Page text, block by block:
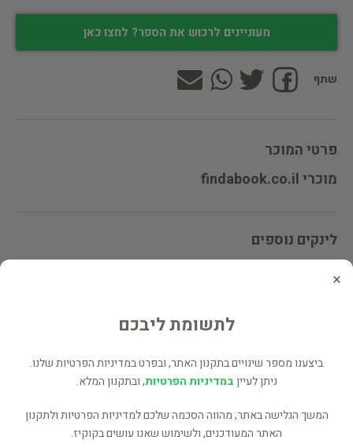
מעוניינים לרכוש את הספר? לחצו כאן
שתף
פרטי המוכר
מוכרי findabook.co.il
לינקים נוספים
כל הספרים בקטגוריית העידן החדש ומיסטיקה (1,976 כותרים)
בעל הספר? לחץ כאן לעריכה/הסרה
×
לתשומת ליבכם
ביצענו מספר שינויים בתקנון האתר, ובפרט במדיניות הפרטיות שלנו.
ניתן לעייןבמדיניות הפרטיות, ובתקנון המלא.
המשך הגלישה באתר, מהווה הסכמה שלכם למדיניות הפרטיות ולתקנון
האתר המעודכנים, ולשימוש שאנו עושים בקוקיז.